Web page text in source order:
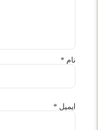
نام *
ایمیل *